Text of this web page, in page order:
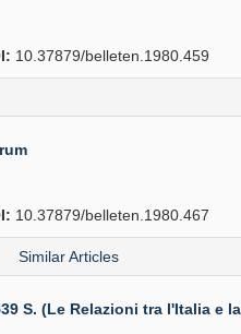
10.37879/belleten.1980.459
10.37879/belleten.1980.467
Similar Articles
S. (Le Relazioni tra l'Italia e